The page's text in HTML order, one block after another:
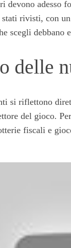
devono adesso
rivisti, con
scegli debbano
delle
si riflettono
del gioco.
fiscali e